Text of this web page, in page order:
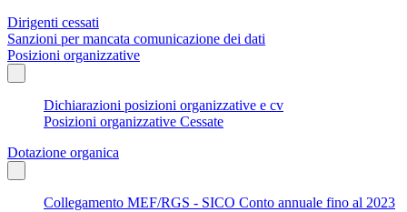
Dirigenti cessati
Sanzioni per mancata comunicazione dei dati
Posizioni organizzative
Dichiarazioni posizioni organizzative e cv
Posizioni organizzative Cessate
Dotazione organica
Collegamento MEF/RGS - SICO Conto annuale fino al 2023